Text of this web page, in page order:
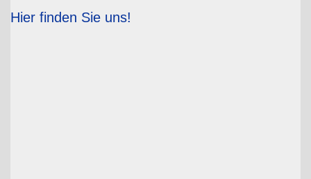
Hier finden Sie uns!